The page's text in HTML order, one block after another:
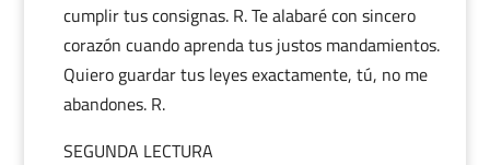
cumplir tus consignas. R. Te alabaré con sincero
corazón cuando aprenda tus justos mandamientos.
Quiero guardar tus leyes exactamente, tú, no me
abandones. R.
SEGUNDA LECTURA